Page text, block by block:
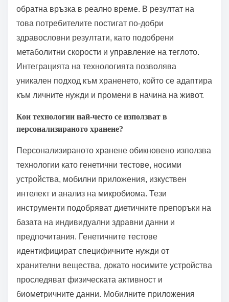
обратна връзка в реално време. В резултат на
това потребителите постигат по-добри
здравословни резултати, като подобрени
метаболитни скорости и управление на теглото.
Интеграцията на технологията позволява
уникален подход към храненето, който се адаптира
към личните нужди и промени в начина на живот.
Кои технологии най-често се използват в
персонализираното хранене?
Персонализираното хранене обикновено използва
технологии като генетични тестове, носими
устройства, мобилни приложения, изкуствен
интелект и анализ на микробиома. Тези
инструменти подобряват диетичните препоръки на
базата на индивидуални здравни данни и
предпочитания. Генетичните тестове
идентифицират специфичните нужди от
хранителни вещества, докато носимите устройства
проследяват физическата активност и
биометричните данни. Мобилните приложения